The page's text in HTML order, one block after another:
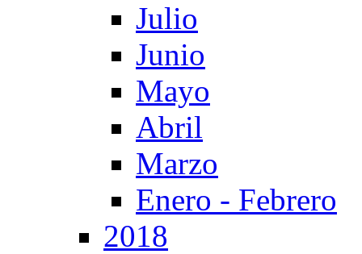
Julio
Junio
Mayo
Abril
Marzo
Enero - Febrero
2018